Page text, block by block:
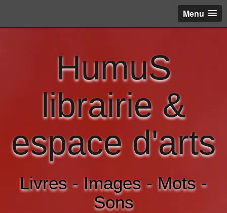
Menu
HumuS
librairie &
espace d'arts
Livres - Images - Mots -
Sons